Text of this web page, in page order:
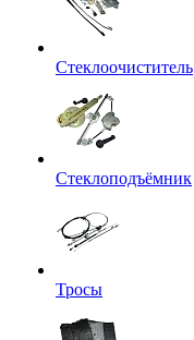
Стеклоочиститель
Стеклоподъёмник
Тросы